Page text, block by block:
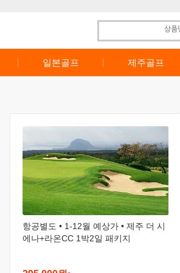
일본골프 제주골프
항공별도 • 1-12월 예상가 • 제주 더 시
에나+라온CC 1박2일 패키지